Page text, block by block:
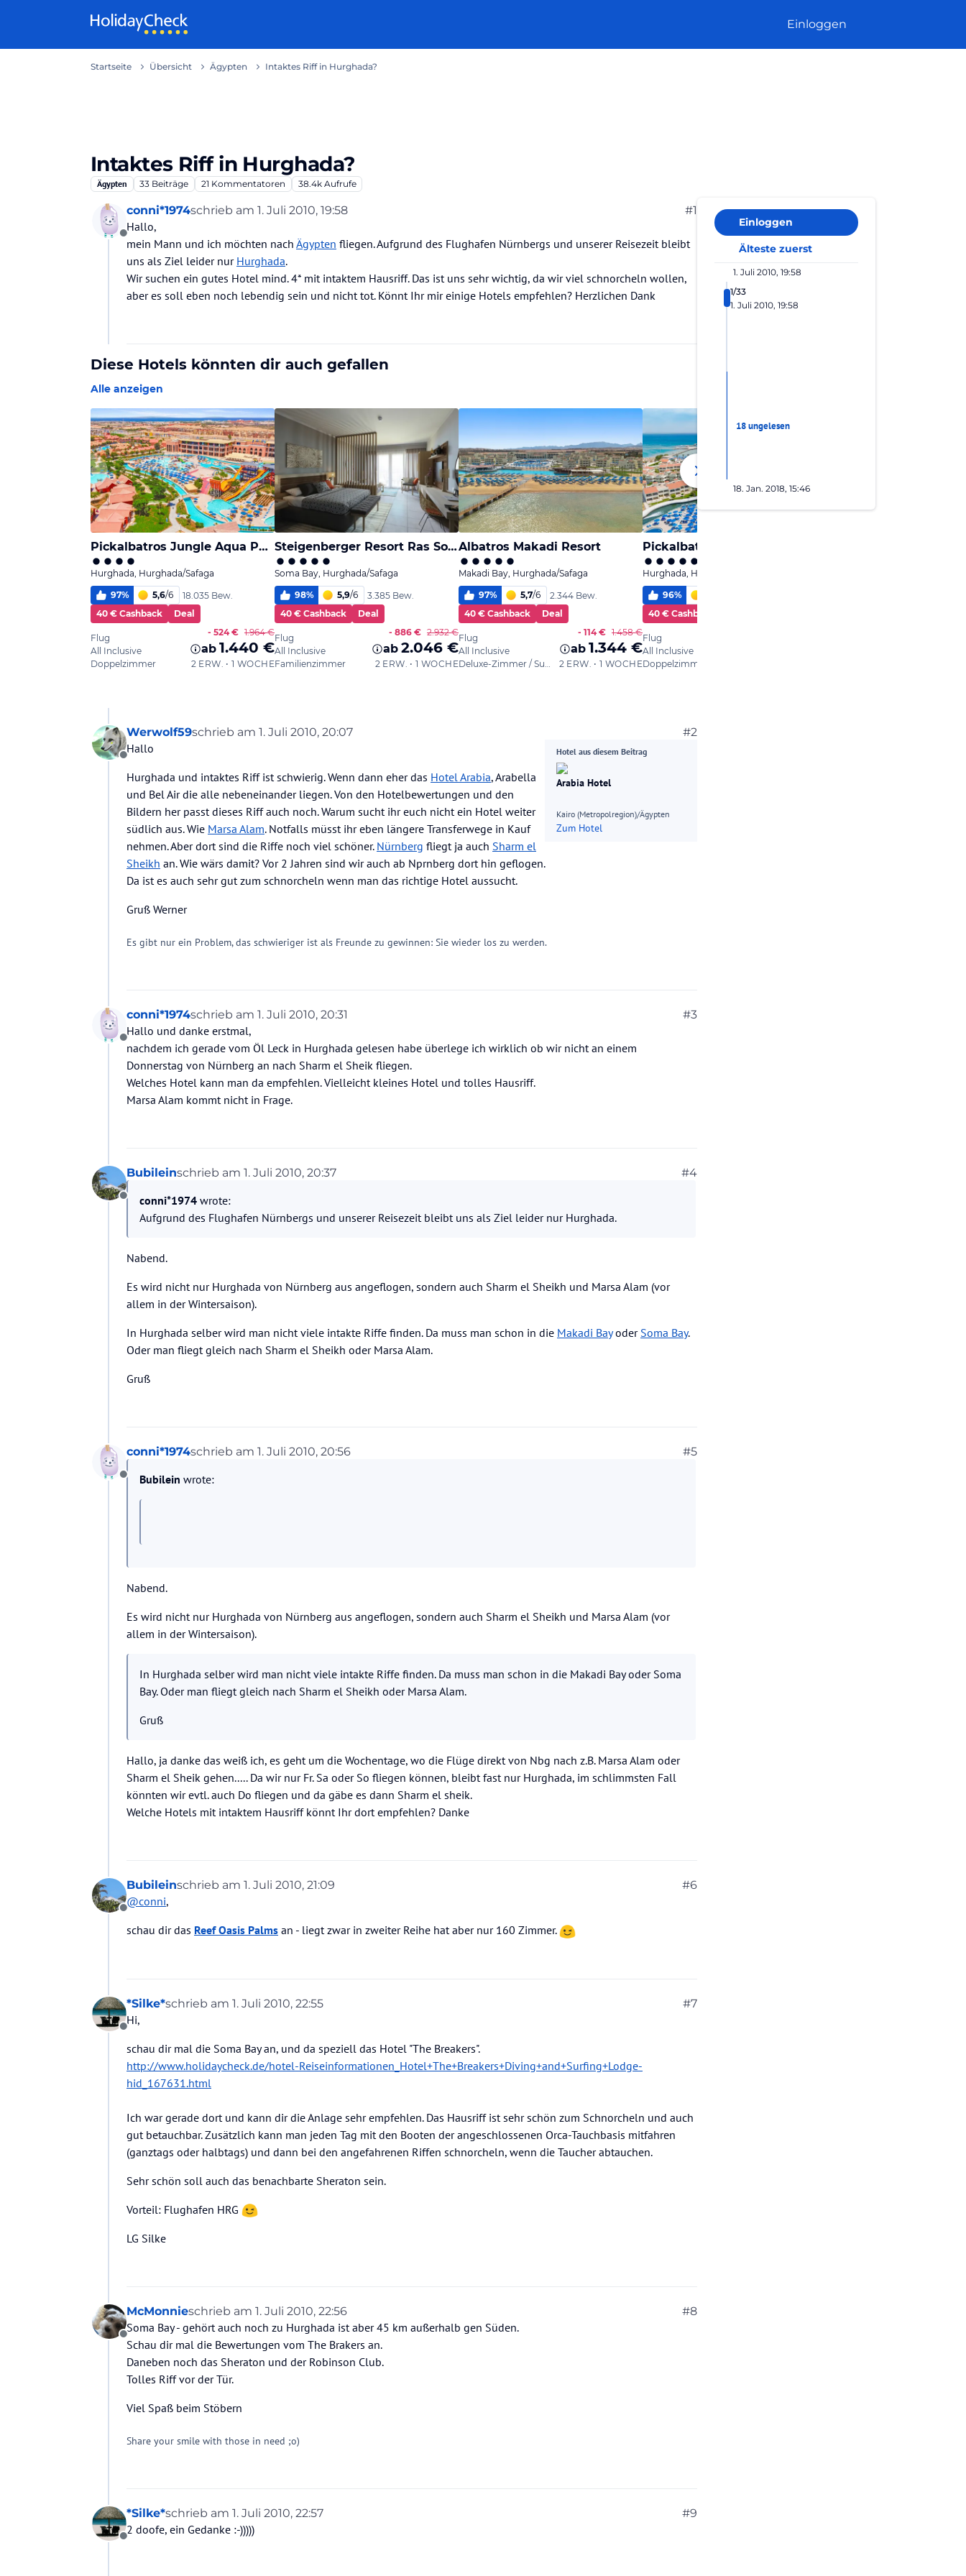
Einloggen
Startseite Übersicht Ägypten Intaktes Riff in Hurghada?
Intaktes Riff in Hurghada?
Ägypten 33 Beiträge 21 Kommentatoren 38.4k Aufrufe
Offline
conni*1974schrieb am 1. Juli 2010, 19:58
zuletzt editiert von #1
Hallo,
mein Mann und ich möchten nach Ägypten fliegen. Aufgrund des Flughafen Nürnbergs und unserer Reisezeit bleibt
uns als Ziel leider nur Hurghada.
Wir suchen ein gutes Hotel mind. 4* mit intaktem Hausriff. Das ist uns sehr wichtig, da wir viel schnorcheln wollen,
aber es soll eben noch lebendig sein und nicht tot. Könnt Ihr mir einige Hotels empfehlen? Herzlichen Dank
Offline
Werwolf59schrieb am 1. Juli 2010, 20:07
zuletzt editiert von #2
Hallo
Hurghada und intaktes Riff ist schwierig. Wenn dann eher das Hotel Arabia, Arabella
und Bel Air die alle nebeneinander liegen. Von den Hotelbewertungen und den
Bildern her passt dieses Riff auch noch. Warum sucht ihr euch nicht ein Hotel weiter
südlich aus. Wie Marsa Alam. Notfalls müsst ihr eben längere Transferwege in Kauf
nehmen. Aber dort sind die Riffe noch viel schöner. Nürnberg fliegt ja auch Sharm el
Sheikh an. Wie wärs damit? Vor 2 Jahren sind wir auch ab Nprnberg dort hin geflogen.
Da ist es auch sehr gut zum schnorcheln wenn man das richtige Hotel aussucht.
Gruß Werner
Hotel aus diesem Beitrag
Arabia Hotel
Kairo (Metropolregion)/Ägypten
Zum Hotel
Es gibt nur ein Problem, das schwieriger ist als Freunde zu gewinnen: Sie wieder los zu werden.
Offline
conni*1974schrieb am 1. Juli 2010, 20:31
zuletzt editiert von #3
Hallo und danke erstmal,
nachdem ich gerade vom Öl Leck in Hurghada gelesen habe überlege ich wirklich ob wir nicht an einem
Donnerstag von Nürnberg an nach Sharm el Sheik fliegen.
Welches Hotel kann man da empfehlen. Vielleicht kleines Hotel und tolles Hausriff.
Marsa Alam kommt nicht in Frage.
Offline
Bubileinschrieb am 1. Juli 2010, 20:37
zuletzt editiert von #4
conni*1974 wrote:
Aufgrund des Flughafen Nürnbergs und unserer Reisezeit bleibt uns als Ziel leider nur Hurghada.
Nabend.
Es wird nicht nur Hurghada von Nürnberg aus angeflogen, sondern auch Sharm el Sheikh und Marsa Alam (vor
allem in der Wintersaison).
In Hurghada selber wird man nicht viele intakte Riffe finden. Da muss man schon in die Makadi Bayoder Soma Bay.
Oder man fliegt gleich nach Sharm el Sheikh oder Marsa Alam.
Gruß
Offline
conni*1974schrieb am 1. Juli 2010, 20:56
zuletzt editiert von #5
Bubilein wrote:
Nabend.
Es wird nicht nur Hurghada von Nürnberg aus angeflogen, sondern auch Sharm el Sheikh und Marsa Alam (vor
allem in der Wintersaison).
In Hurghada selber wird man nicht viele intakte Riffe finden. Da muss man schon in die Makadi Bay oder Soma
Bay. Oder man fliegt gleich nach Sharm el Sheikh oder Marsa Alam.
Gruß
Hallo, ja danke das weiß ich, es geht um die Wochentage, wo die Flüge direkt von Nbg nach z.B. Marsa Alam oder
Sharm el Sheik gehen..... Da wir nur Fr. Sa oder So fliegen können, bleibt fast nur Hurghada, im schlimmsten Fall
könnten wir evtl. auch Do fliegen und da gäbe es dann Sharm el sheik.
Welche Hotels mit intaktem Hausriff könnt Ihr dort empfehlen? Danke
Offline
Bubileinschrieb am 1. Juli 2010, 21:09
zuletzt editiert von #6
@conni,
schau dir das Reef Oasis Palms an - liegt zwar in zweiter Reihe hat aber nur 160 Zimmer.
Offline
*Silke*schrieb am 1. Juli 2010, 22:55
zuletzt editiert von #7
Hi,
schau dir mal die Soma Bay an, und da speziell das Hotel "The Breakers".
http://www.holidaycheck.de/hotel-Reiseinformationen_Hotel+The+Breakers+Diving+and+Surfing+Lodge-
hid_167631.html
Ich war gerade dort und kann dir die Anlage sehr empfehlen. Das Hausriff ist sehr schön zum Schnorcheln und auch
gut betauchbar. Zusätzlich kann man jeden Tag mit den Booten der angeschlossenen Orca-Tauchbasis mitfahren
(ganztags oder halbtags) und dann bei den angefahrenen Riffen schnorcheln, wenn die Taucher abtauchen.
Sehr schön soll auch das benachbarte Sheraton sein.
Vorteil: Flughafen HRG
LG Silke
Offline
McMonnieschrieb am 1. Juli 2010, 22:56
zuletzt editiert von #8
Soma Bay - gehört auch noch zu Hurghada ist aber 45 km außerhalb gen Süden.
Schau dir mal die Bewertungen vom The Brakers an.
Daneben noch das Sheraton und der Robinson Club.
Tolles Riff vor der Tür.
Viel Spaß beim Stöbern
Share your smile with those in need ;o)
Offline
*Silke*schrieb am 1. Juli 2010, 22:57
zuletzt editiert von #9
2 doofe, ein Gedanke :-)))))
Einloggen
Älteste zuerst
1. Juli 2010, 19:58
1/33
1. Juli 2010, 19:58
18 ungelesen
18. Jan. 2018, 15:46